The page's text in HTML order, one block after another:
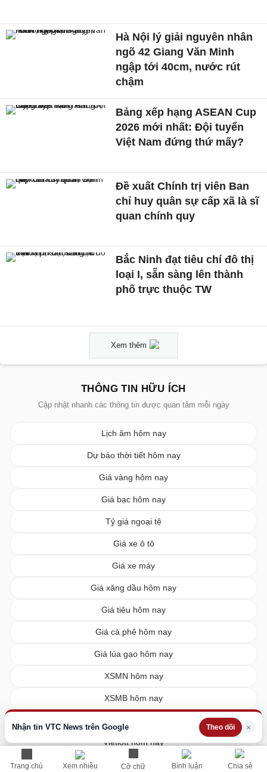
Trang chủ Xem nhiều Cỡ chữ Bình luận Chia sẻ
Nhận tin VTC News trên Google Theo dõi ×
Hà Nội lý giải nguyên nhân
ngõ 42 Giang Văn Minh
ngập tới 40cm, nước rút
chậm
Bảng xếp hạng ASEAN Cup
2026 mới nhất: Đội tuyển
Việt Nam đứng thứ mấy?
Đề xuất Chính trị viên Ban
chỉ huy quân sự cấp xã là sĩ
quan chính quy
Bắc Ninh đạt tiêu chí đô thị
loại I, sẵn sàng lên thành
phố trực thuộc TW
Xem thêm
THÔNG TIN HỮU ÍCH
Cập nhật nhanh các thông tin được quan tâm mỗi ngày
Lịch âm hôm nay
Dự báo thời tiết hôm nay
Giá vàng hôm nay
Giá bạc hôm nay
Tỷ giá ngoại tệ
Giá xe ô tô
Giá xe máy
Giá xăng dầu hôm nay
Giá tiêu hôm nay
Giá cà phê hôm nay
Giá lúa gạo hôm nay
XSMN hôm nay
XSMB hôm nay
Vietlott hôm nay